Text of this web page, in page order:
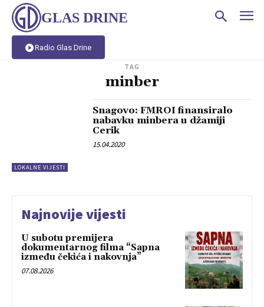
GLAS DRINE
Radio Glas Drine
TAG
minber
LOKALNE VIJESTI
Snagovo: FMROI finansiralo
nabavku minbera u džamiji
Cerik
15.04.2020
Najnovije vijesti
U subotu premijera
dokumentarnog filma “Sapna
između čekića i nakovnja”
07.08.2026